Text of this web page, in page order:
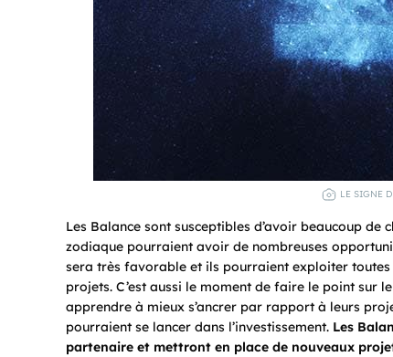
LE SIGNE
Les Balance sont susceptibles d’avoir beaucoup de
zodiaque pourraient avoir de nombreuses
sera très favorable et ils pourraient exploiter toutes
projets. C’est aussi le moment de faire le point sur
apprendre à mieux s’ancrer par rapport à leurs
pourraient se lancer dans l’investissement. Les
partenaire et mettront en place de nouveaux